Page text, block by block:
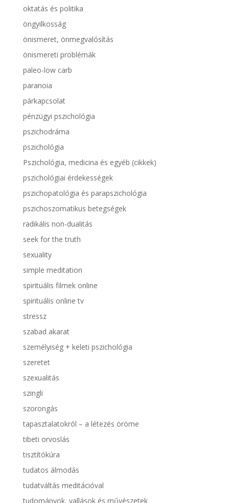
oktatás és politika
öngyilkosság
önismeret, önmegvalósítás
önismereti problémák
paleo-low carb
paranoia
párkapcsolat
pénzügyi pszichológia
pszichodráma
pszichológia
Pszichológia, medicina és egyéb (cikkek)
pszichológiai érdekességek
pszichopatológia és parapszichológia
pszichoszomatikus betegségek
radikális non-dualitás
seek for the truth
sexuality
simple meditation
spirituális filmek online
spirituális online tv
stressz
szabad akarat
személyiség + keleti pszichológia
szeretet
szexualitás
szingli
szorongás
tapasztalatokról – a létezés öröme
tibeti orvoslás
tisztítókúra
tudatos álmodás
tudatváltás meditációval
tudományok, vallások és művészetek